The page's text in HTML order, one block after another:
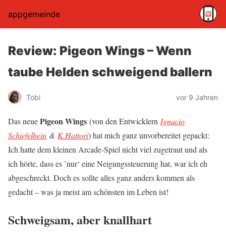
appgemeinde
Review: Pigeon Wings – Wenn
taube Helden schweigend ballern
Tobi vor 9 Jahren
Das neuePigeon Wings (von den Entwicklern Ignacio
Schiefelbein & K.Hattori) hat mich ganz unvorbereitet gepackt:
Ich hatte dem kleinen Arcade-Spiel nicht viel zugetraut und als
ich hörte, dass es ’nur‘ eine Neigungssteuerung hat, war ich eh
abgeschreckt. Doch es sollte alles ganz anders kommen als
gedacht – was ja meist am schönsten im Leben ist!
Schweigsam, aber knallhart